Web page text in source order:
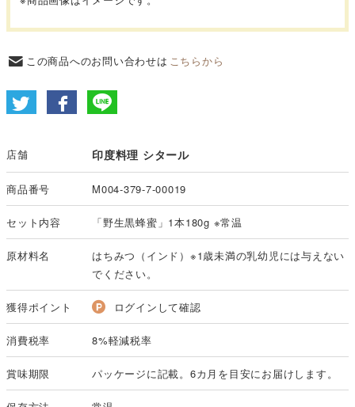
この商品へのお問い合わせは こちらから
店舗 印度料理 シタール
商品番号 M004-379-7-00019
セット内容 「野生黒蜂蜜」1本180g ※常温
原材料名
はちみつ（インド）※1歳未満の乳幼児には与えない
でください。
獲得ポイント ログインして確認
消費税率 8%軽減税率
賞味期限 パッケージに記載。6カ月を目安にお届けします。